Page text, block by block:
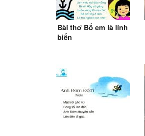
Bài thơ Bố em là lính
biển